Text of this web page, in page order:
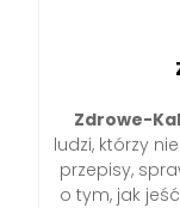
Zdrowe-
ludzi, którzy
przepisy,
o tym, jak